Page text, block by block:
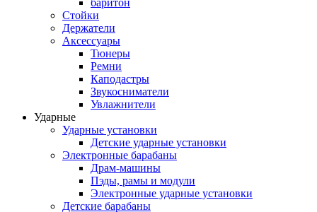
Стойки
Держатели
Аксессуары
Тюнеры
Ремни
Каподастры
Звукосниматели
Увлажнители
Ударные
Ударные установки
Детские ударные установки
Электронные барабаны
Драм-машины
Пэды, рамы и модули
Электронные ударные установки
Детские барабаны